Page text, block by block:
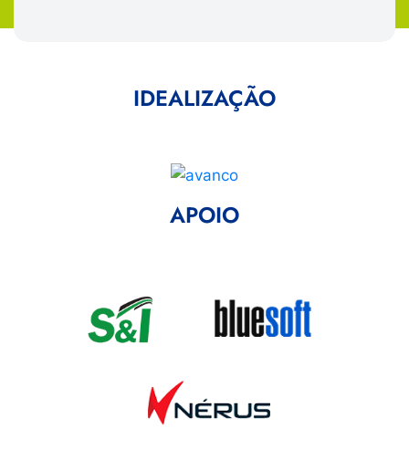
IDEALIZAÇÃO
APOIO